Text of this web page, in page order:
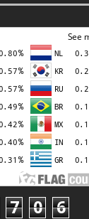
7 0 6